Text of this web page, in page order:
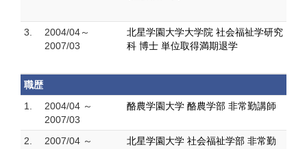
3.
2004/04～
2007/03
北星学園大学大学院 社会福祉学研究
科 博士 単位取得満期退学
職歴
1.
2004/04 ～
2007/03
酪農学園大学 酪農学部 非常勤講師
2. 2007/04 ～ 北星学園大学 社会福祉学部 非常勤